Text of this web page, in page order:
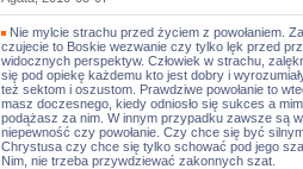
Nie mylcie strachu przed życiem z powołaniem.
czujecie to Boskie wezwanie czy tylko lęk przed
widocznych perspektyw. Człowiek w strachu,
się pod opiekę każdemu kto jest dobry i
też sektom i oszustom. Prawdziwe powołanie to
masz doczesnego, kiedy odniosło się sukces a
podążasz za nim. W innym przypadku zawsze są
niepewność czy powołanie. Czy chce się być
Chrystusa czy chce się tylko schować pod jego
Nim, nie trzeba przywdziewać zakonnych szat.